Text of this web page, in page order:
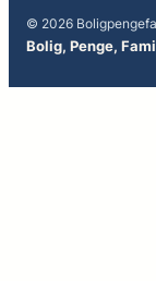
© 2026
Bolig, Penge,